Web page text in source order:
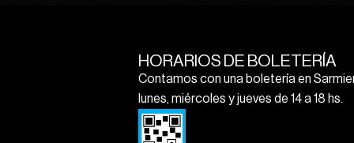
HORARIOS DE BOLETERÍA
Contamos con una boletería en
lunes, miércoles y jueves de 14 a 18 hs.